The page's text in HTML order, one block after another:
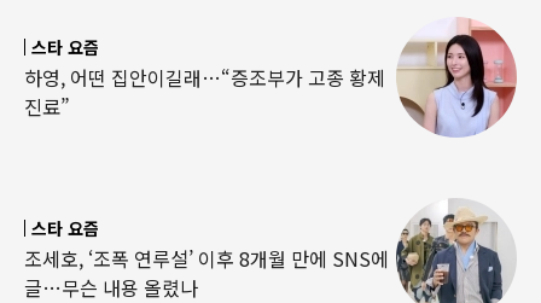
스타 요즘
하영, 어떤 집안이길래…“증조부가 고종 황제
진료”
스타 요즘
조세호, ‘조폭 연루설’ 이후 8개월 만에 SNS에
글…무슨 내용 올렸나